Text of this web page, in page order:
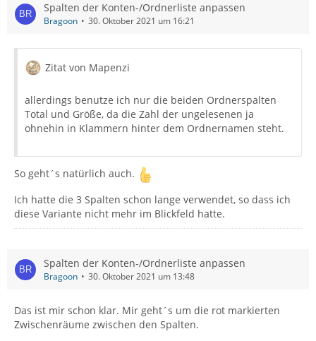
Spalten der Konten-/Ordnerliste anpassen
Bragoon 30. Oktober 2021 um 16:21
Zitat von Mapenzi
allerdings benutze ich nur die beiden Ordnerspalten
Total und Größe, da die Zahl der ungelesenen ja
ohnehin in Klammern hinter dem Ordnernamen steht.
So geht´s natürlich auch.
Ich hatte die 3 Spalten schon lange verwendet, so dass ich
diese Variante nicht mehr im Blickfeld hatte.
Spalten der Konten-/Ordnerliste anpassen
Bragoon 30. Oktober 2021 um 13:48
Das ist mir schon klar. Mir geht´s um die rot markierten
Zwischenräume zwischen den Spalten.